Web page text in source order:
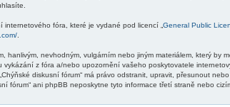
fóra, které je vydané pod licencí „ General Public
hanlivým, nevhodným, vulgárním nebo jiným materiálem, který by
vykázání z fóra a/nebo upozornění vašeho poskytovatele
diskusní fórum“ má právo odstranit, upravit, přesunout
fórum“ ani phpBB neposkytne tyto informace třetí straně nebo